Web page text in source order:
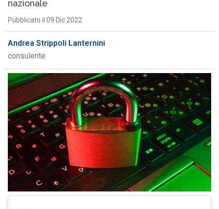
nazionale
Pubblicato il 09 Dic 2022
Andrea Strippoli Lanternini
consulente